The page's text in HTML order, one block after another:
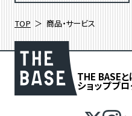
TOP 商品・サービス
THE BASEと
ショップブ